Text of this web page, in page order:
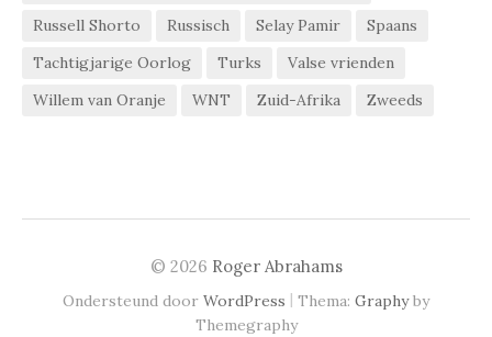
Russell Shorto
Russisch Selay Pamir
Spaans
Tachtigjarige Oorlog
Turks
Valse vrienden
Willem van Oranje
WNT Zuid-Afrika Zweeds
© 2026 Roger Abrahams
Ondersteund door WordPress | Thema: Graphyby
Themegraphy